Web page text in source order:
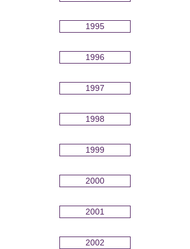
1995
1996
1997
1998
1999
2000
2001
2002